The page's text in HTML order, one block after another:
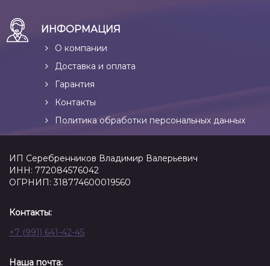
ИНФОРМАЦИЯ
О компании
Доставка и оплата
Гарантия
Контакты
Политика обработки персональных данных
ИП Серебренников Владимир Валерьевич
ИНН: 772084576042
ОГРНИП: 318774600019560
Контакты:
+7 (991) 641-42-45
Наша почта: